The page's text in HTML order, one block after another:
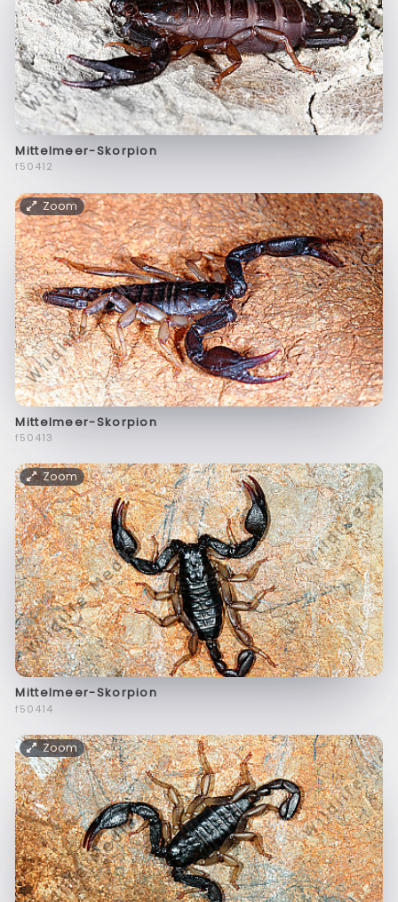
Mittelmeer-Skorpion
f50412
Zoom
Mittelmeer-Skorpion
f50413
Zoom
Mittelmeer-Skorpion
f50414
Zoom